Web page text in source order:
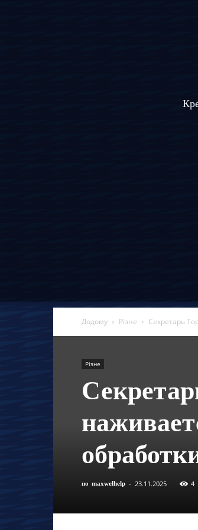
Додому Різне Секретарь
Різне
по maxwelhelp - 23.11.2025 4